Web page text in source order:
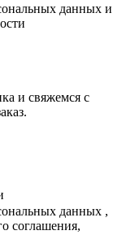
данных и
и свяжемся с
данных ,
соглашения,